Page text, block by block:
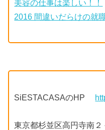
美容の仕事は楽しい！！
2016 間違いだらけの就
SiESTACASAのHP
東京都杉並区高円寺南